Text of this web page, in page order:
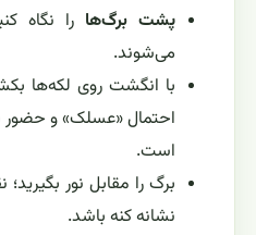
پشت برگ‌ها را نگاه
می‌شوند.
با انگشت روی لکه‌ها
احتمال «عسلک» و
است.
برگ را مقابل نور
نشانه کنه باشد.